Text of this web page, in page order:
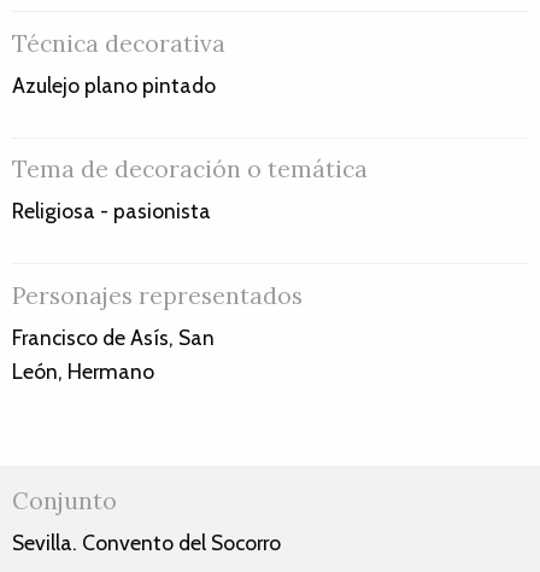
Técnica decorativa
Azulejo plano pintado
Tema de decoración o temática
Religiosa - pasionista
Personajes representados
Francisco de Asís, San
León, Hermano
Conjunto
Sevilla. Convento del Socorro